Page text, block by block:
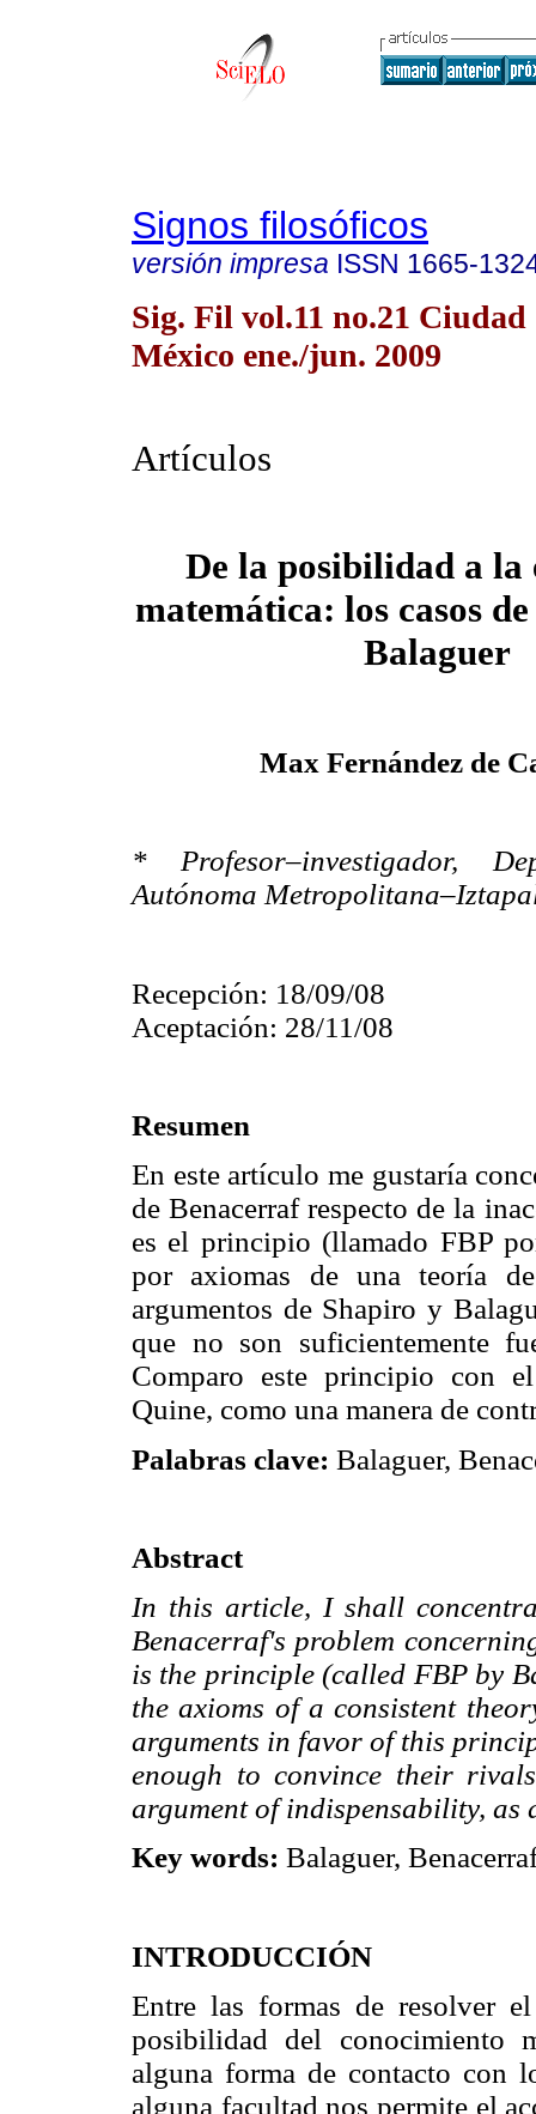
Signos filosóficos
versión impresa ISSN 1665-
Sig. Fil vol.11 no.21 Ciudad
México ene./jun. 2009
Artículos
De la posibilidad a la
matemática: los casos
Balaguer
Max Fernández de
* Profesor–investigador,
Autónoma
Recepción: 18/09/08
Aceptación: 28/11/08
Resumen
En este artículo me gustaría
de Benacerraf respecto de la
es el principio (llamado FBP
por axiomas de una teoría
argumentos de Shapiro y
que no son suficientemente
Comparo este principio con
Quine, como una manera de
Palabras clave: Balaguer,
Abstract
In this article, I shall
Benacerraf's problem
is the principle (called FBP by
the axioms of a consistent
arguments in favor of this
enough to convince their
argument of indispensability, as
Key words: Balaguer,
INTRODUCCIÓN
Entre las formas de resolver
posibilidad del conocimiento
alguna forma de contacto con
alguna facultad nos permite el